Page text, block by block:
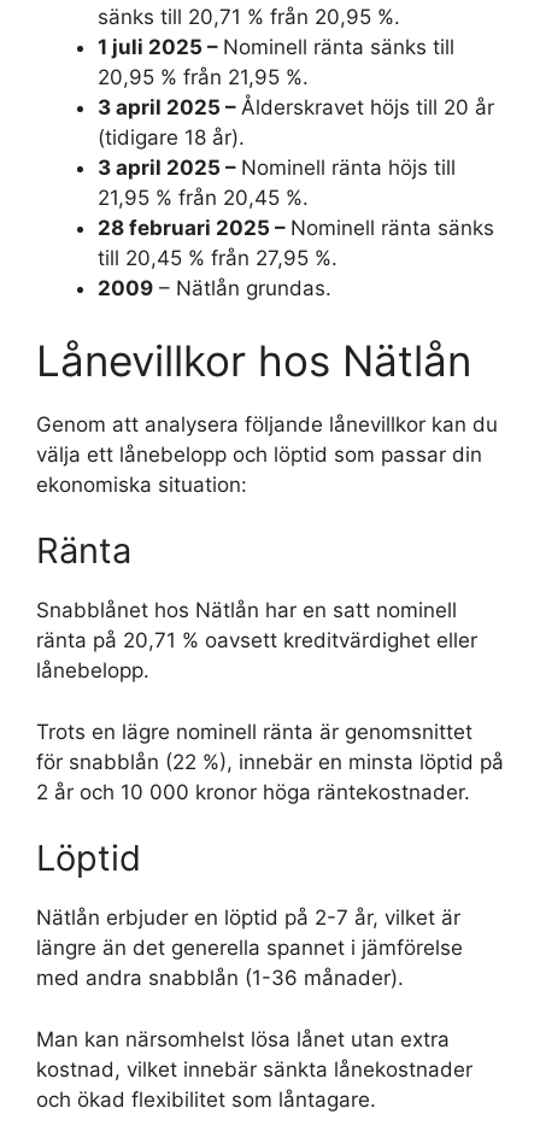
sänks till 20,71 % från 20,95 %.
1 juli 2025 – Nominell ränta sänks till
20,95 % från 21,95 %.
3 april 2025 – Ålderskravet höjs till 20 år
(tidigare 18 år).
3 april 2025 – Nominell ränta höjs till
21,95 % från 20,45 %.
28 februari 2025 – Nominell ränta sänks
till 20,45 % från 27,95 %.
2009 – Nätlån grundas.
Lånevillkor hos Nätlån
Genom att analysera följande lånevillkor kan du
välja ett lånebelopp och löptid som passar din
ekonomiska situation:
Ränta
Snabblånet hos Nätlån har en satt nominell
ränta på 20,71 % oavsett kreditvärdighet eller
lånebelopp.
Trots en lägre nominell ränta är genomsnittet
för snabblån (22 %), innebär en minsta löptid på
2 år och 10 000 kronor höga räntekostnader.
Löptid
Nätlån erbjuder en löptid på 2-7 år, vilket är
längre än det generella spannet i jämförelse
med andra snabblån (1-36 månader).
Man kan närsomhelst lösa lånet utan extra
kostnad, vilket innebär sänkta lånekostnader
och ökad flexibilitet som låntagare.